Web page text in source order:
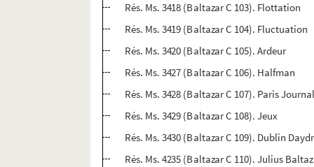
Rés. Ms. 3418 (Baltazar C 103). Flottation
Rés. Ms. 3419 (Baltazar C 104). Fluctuation
Rés. Ms. 3420 (Baltazar C 105). Ardeur
Rés. Ms. 3427 (Baltazar C 106). Halfman
Rés. Ms. 3428 (Baltazar C 107). Paris
Rés. Ms. 3429 (Baltazar C 108). Jeux
Rés. Ms. 3430 (Baltazar C 109). Dublin
Rés. Ms. 4235 (Baltazar C 110). Julius